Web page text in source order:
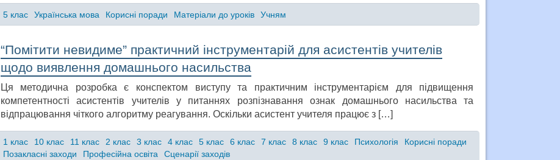
5 клас Українська мова Корисні поради Матеріали до уроків Учням
“Помітити невидиме” практичний інструментарій для асистентів учителів
щодо виявлення домашнього насильства
Ця методична розробка є конспектом виступу та практичним інструментарієм для підвищення
компетентності асистентів учителів у питаннях розпізнавання ознак домашнього насильства та
відпрацювання чіткого алгоритму реагування. Оскільки асистент учителя працює з […]
1 клас 10 клас 11 клас 2 клас 3 клас 4 клас 5 клас 6 клас 7 клас 8 клас 9 клас Психологія
Корисні поради
Позакласні заходи
Професійна освіта Сценарії заходів